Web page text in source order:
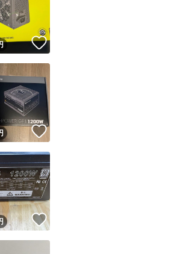
ーは他フリマサービスでの取引実績があります
送を保証しているものではありません
ザーは高頻度で24時間以内＆設定した発送日数内に
ーは高頻度で24時間以内に発送しています
ーは設定した発送日数内に発送しています
出品ページへいいね！
いいね！